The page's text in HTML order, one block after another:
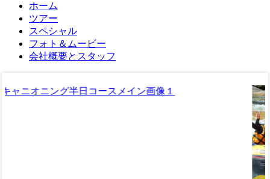
ホーム
ツアー
スペシャル
フォト＆ムービー
会社概要とスタッフ